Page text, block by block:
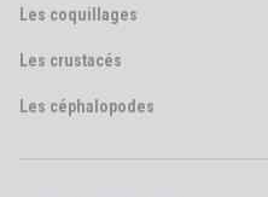
Les coquillages
Les crustacés
Les céphalopodes